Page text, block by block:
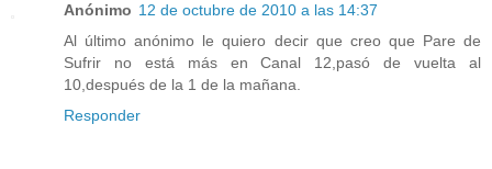
Anónimo 12 de octubre de 2010 a las 14:37
Al último anónimo le quiero decir que creo que Pare de
Sufrir no está más en Canal 12,pasó de vuelta al
10,después de la 1 de la mañana.
Responder